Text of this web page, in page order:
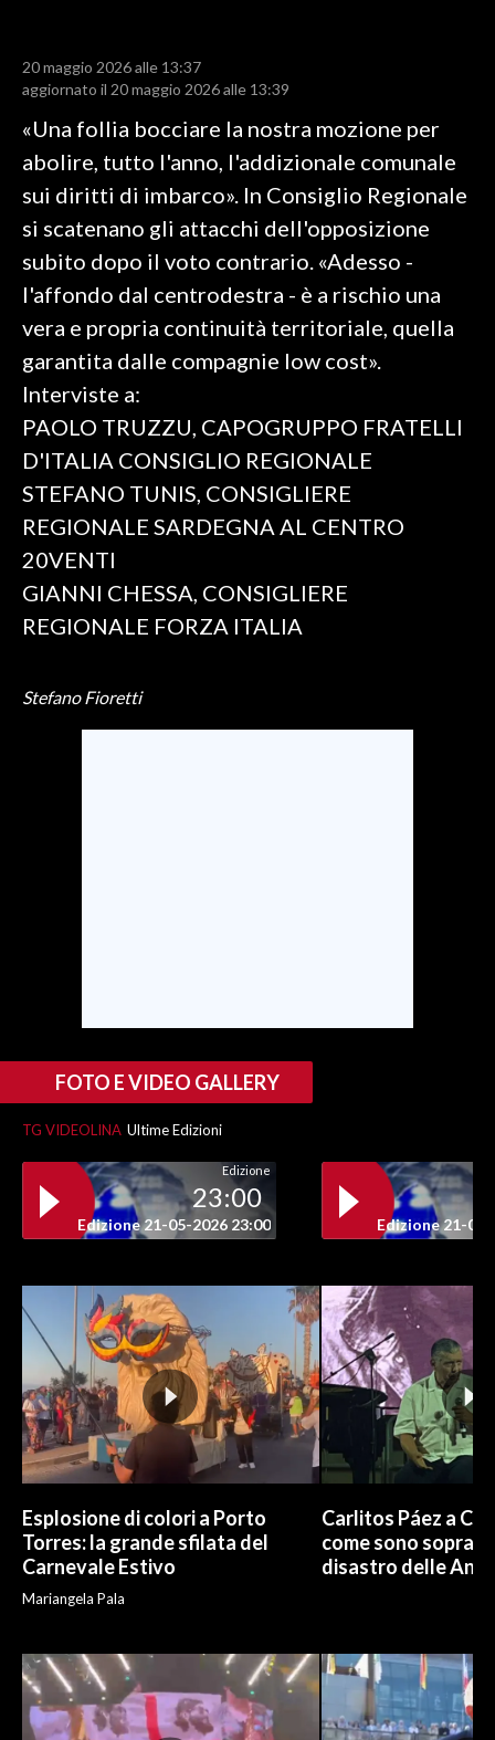
BASKET
CULTURA
GOSSIP
SALUTE
SARDI NEL MONDO
NOTIZIE
EVENTI
3 MINUTI CON
20 maggio 2026 alle 13:37
aggiornato il 20 maggio 2026 alle 13:39
«Una follia bocciare la nostra mozione per
abolire, tutto l'anno, l'addizionale comunale
sui diritti di imbarco». In Consiglio Regionale
si scatenano gli attacchi dell'opposizione
subito dopo il voto contrario. «Adesso -
l'affondo dal centrodestra - è a rischio una
vera e propria continuità territoriale, quella
garantita dalle compagnie low cost».
Interviste a:
PAOLO TRUZZU, CAPOGRUPPO FRATELLI
D'ITALIA CONSIGLIO REGIONALE
STEFANO TUNIS, CONSIGLIERE
REGIONALE SARDEGNA AL CENTRO
20VENTI
GIANNI CHESSA, CONSIGLIERE
REGIONALE FORZA ITALIA
Stefano Fioretti
FOTO E VIDEO GALLERY
TG VIDEOLINA Ultime Edizioni
Edizione
23:00
Edizione 21-05-2026 23:00 Edizione 21-05-
Esplosione di colori a Porto
Torres: la grande sfilata del
Carnevale Estivo
Mariangela Pala
Carlitos Páez a
come sono
disastro delle